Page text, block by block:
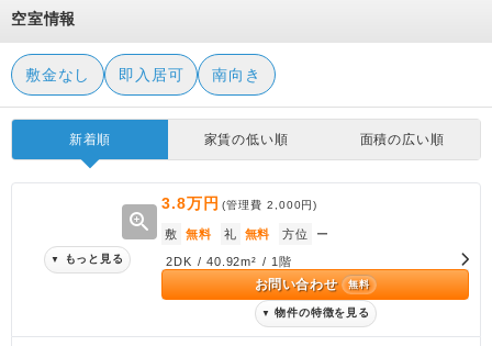
空室情報
敷金なし 即入居可 南向き
新着順 家賃の低い順 面積の広い順
zoom_in
▼ もっと見る
3.8万円 (管理費2,000円)
敷 無料 礼 無料 方位 ー
2DK / 40.92m² / 1階
お問い合わせ 無料
▼ 物件の特徴を見る